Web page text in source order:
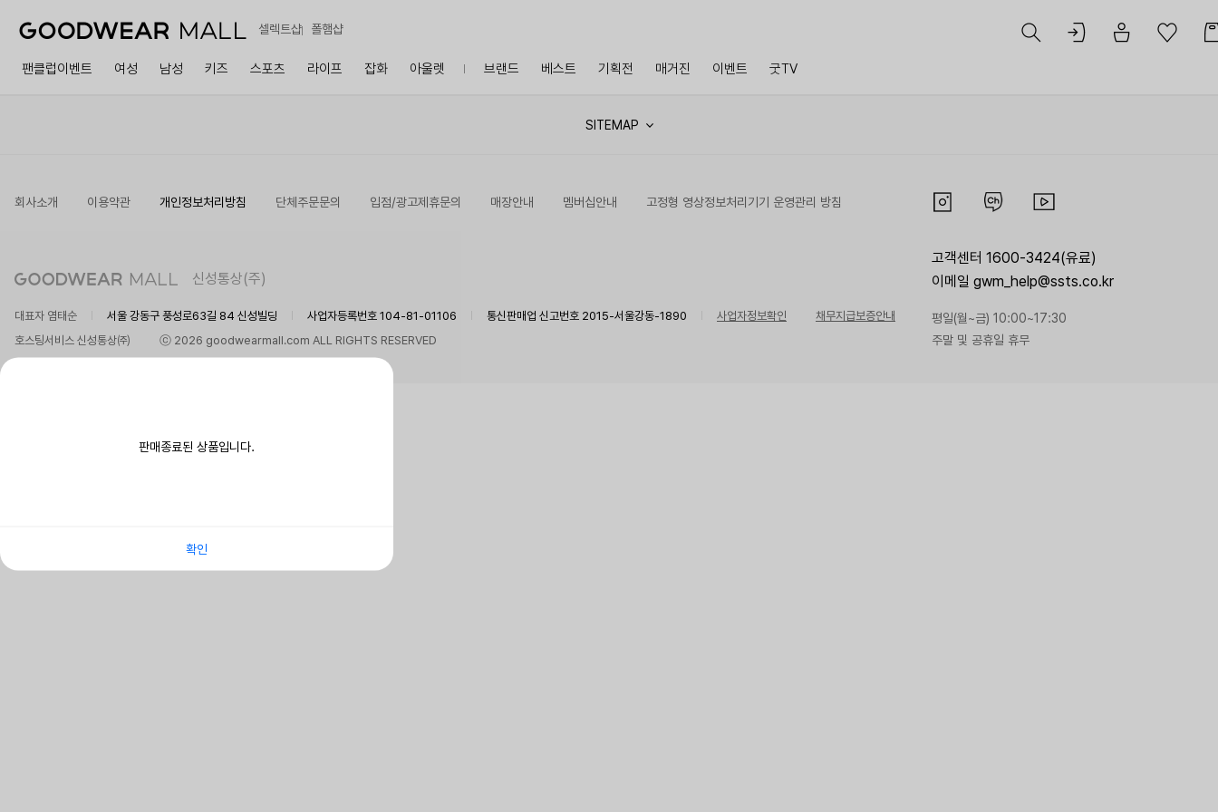
셀렉트샵 폴햄샵
팬클럽이벤트 여성 남성 키즈 스포츠 라이프 잡화 아울렛 브랜드 베스트 기획전 매거진 이벤트 굿TV
판매종료된 상품입니다.
확인
SITEMAP
회사소개 이용약관 개인정보처리방침 단체주문문의 입점/광고제휴문의 매장안내 멤버십안내 고정형 영상정보처리기기 운영관리 방침
신성통상(주)
대표자 염태순 서울 강동구 풍성로63길 84 신성빌딩 사업자등록번호 104-81-01106 통신판매업 신고번호 2015-서울강동-1890 사업자정보확인
채무지급보증안내
호스팅서비스 신성통상㈜
ⓒ 2026 goodwearmall.com ALL RIGHTS RESERVED
고객센터 1600-3424(유료)
이메일 gwm_help@ssts.co.kr
평일(월~금) 10:00~17:30
주말 및 공휴일 휴무